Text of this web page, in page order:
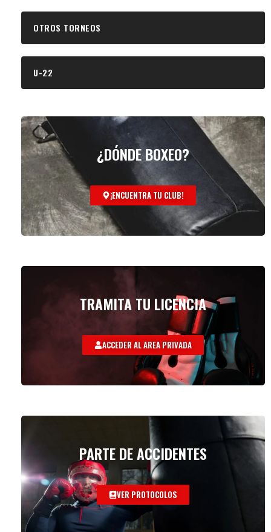
OTROS TORNEOS
U-22
¿DÓNDE BOXEO?
¡ENCUENTRA TU CLUB!
TRAMITA TU LICENCIA
ACCEDER AL AREA PRIVADA
PARTE DE ACCIDENTES
VER PROTOCOLOS